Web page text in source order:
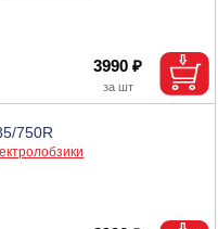
3990 ₽
750R